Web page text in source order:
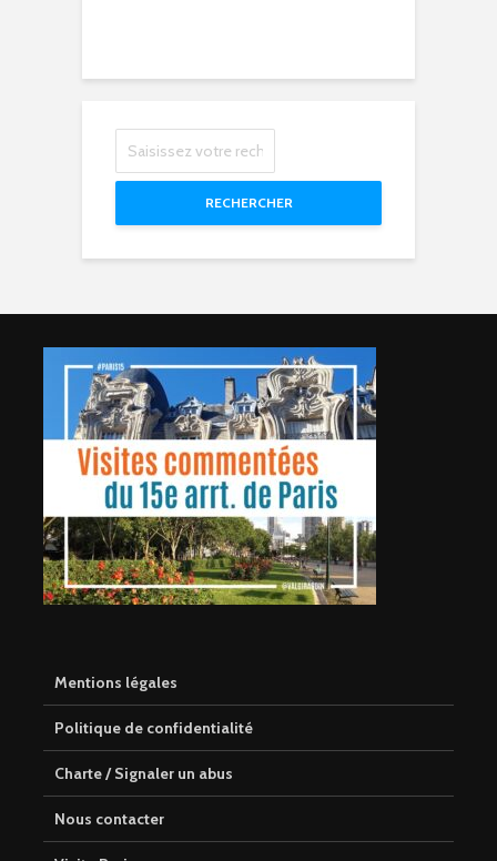
RECHERCHER
Mentions légales
Politique de confidentialité
Charte / Signaler un abus
Nous contacter